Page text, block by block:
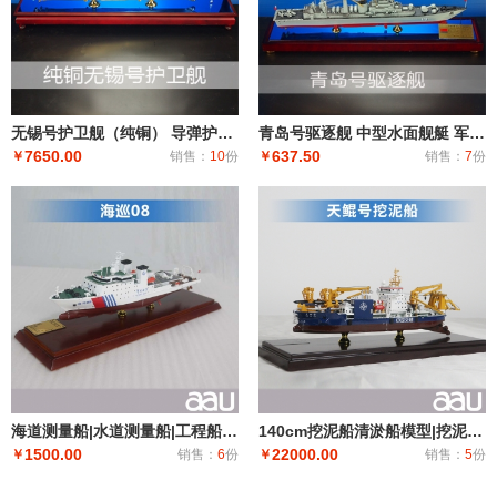
无锡号护卫舰（纯铜） 导弹护卫舰工艺船航模纪念摆件展览收藏品送礼
￥7650.00 销售： 10份
青岛号驱逐舰 中型水面舰艇 军事海军舰艇模型 工艺船航模纪念摆件展览收藏品送
￥637.50 销售： 7份
海道测量船|水道测量船|工程船布缆船|海巡08海道测量船模型工艺船航模纪念摆件展览收藏品送礼
￥ 1500.00 销售： 6份
140cm挖泥船清淤船模型|挖泥船模型仿真摆件|工程船模制作礼品个人收藏天鲸号挖泥船
￥22000.00 销售： 5份